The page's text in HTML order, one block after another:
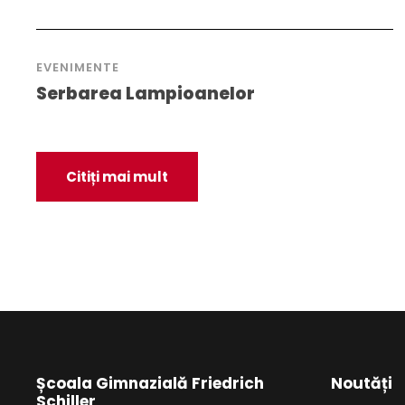
EVENIMENTE
Serbarea Lampioanelor
Citiți mai mult
Școala Gimnazială Friedrich
Noutăți